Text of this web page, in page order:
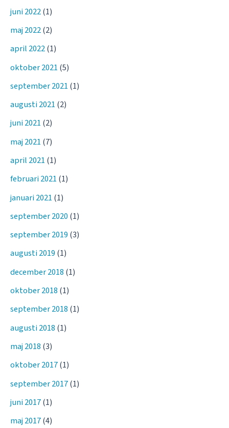
juni 2022(1)
maj 2022(2)
april 2022(1)
oktober 2021 (5)
september 2021 (1)
augusti 2021 (2)
juni 2021 (2)
maj 2021 (7)
april 2021 (1)
februari 2021 (1)
januari 2021 (1)
september 2020 (1)
september 2019 (3)
augusti 2019 (1)
december 2018 (1)
oktober 2018 (1)
september 2018 (1)
augusti 2018 (1)
maj 2018 (3)
oktober 2017(1)
september 2017(1)
juni 2017(1)
maj 2017(4)